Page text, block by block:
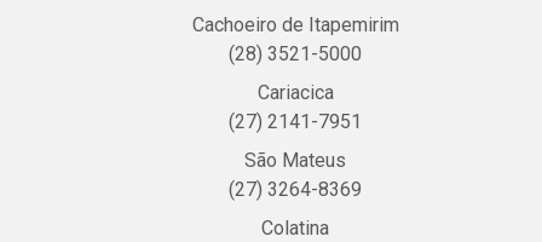
Cachoeiro de Itapemirim
(28) 3521-5000
Cariacica
(27) 2141-7951
São Mateus
(27) 3264-8369
Colatina